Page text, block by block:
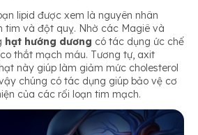
lipid được xem là nguyên nhân
tim và đột quỵ. Nhờ các Magiê và
hạt hướng dương có tác dụng ức chế
thắt mạch máu. Tương tự, axit
này giúp làm giảm mức cholesterol
chúng có tác dụng giúp bảo vệ cơ
của các rối loạn tim mạch.